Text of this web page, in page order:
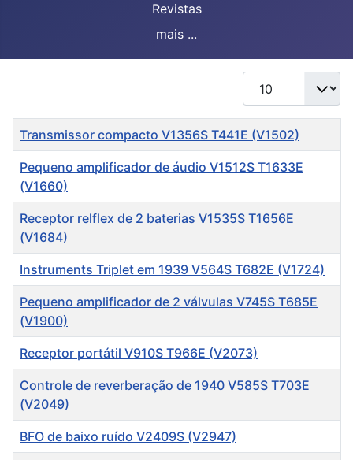
Revistas
mais ...
Mostrar #
Título
Transmissor compacto V1356S T441E (V1502)
Pequeno amplificador de áudio V1512S T1633E
(V1660)
Receptor relflex de 2 baterias V1535S T1656E
(V1684)
Instruments Triplet em 1939 V564S T682E (V1724)
Pequeno amplificador de 2 válvulas V745S T685E
(V1900)
Receptor portátil V910S T966E (V2073)
Controle de reverberação de 1940 V585S T703E
(V2049)
BFO de baixo ruído V2409S (V2947)